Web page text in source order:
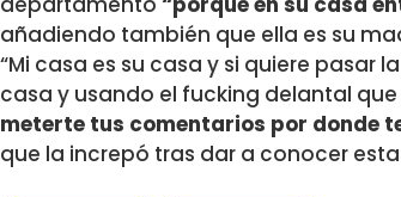
añadiendo también que ella es su
“Mi casa es su casa y si quiere pasar
casa y usando el fucking delantal que le
meterte tus comentarios por donde
que la increpó tras dar a conocer